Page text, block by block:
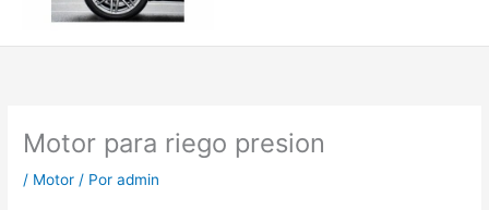
Motor para riego presion
/ Motor / Poradmin